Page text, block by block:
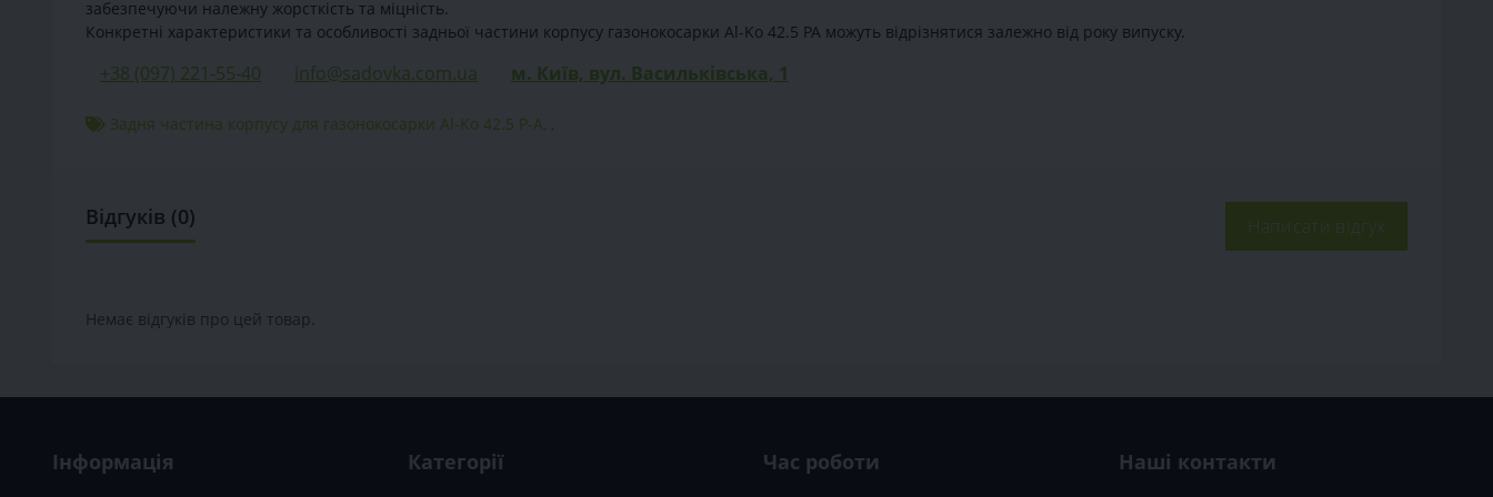
забезпечуючи належну жорсткість та міцність.
Конкретні характеристики та особливості задньої частини корпусу газонокосарки Al-Ko 42.5 PA можуть відрізнятися залежно від року випуску.
+38 (097) 221-55-40 info@sadovka.com.ua м. Київ, вул. Васильківська, 1
Задня частина корпусу для газонокосарки Al-Ko 42.5 P-A, ,
Відгуків (0) Написати відгук
Немає відгуків про цей товар.
Інформація Категорії Час роботи Наші контакти